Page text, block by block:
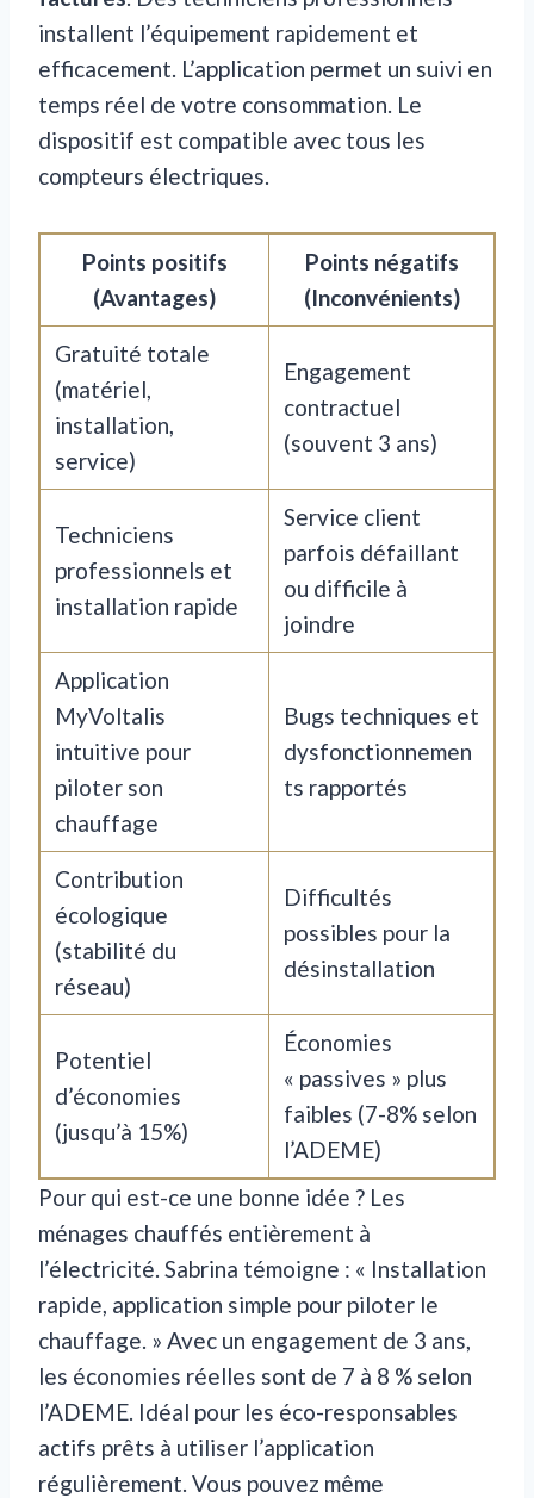
installent l’équipement rapidement et
efficacement. L’application permet un suivi en
temps réel de votre consommation. Le
dispositif est compatible avec tous les
compteurs électriques.
Points positifs
(Avantages)
Points négatifs
(Inconvénients)
Gratuité totale
(matériel,
installation,
service)
Engagement
contractuel
(souvent 3 ans)
Techniciens
professionnels et
installation rapide
Service client
parfois défaillant
ou difficile à
joindre
Application
MyVoltalis
intuitive pour
piloter son
chauffage
Bugs techniques et
dysfonctionnemen
ts rapportés
Contribution
écologique
(stabilité du
réseau)
Difficultés
possibles pour la
désinstallation
Potentiel
d’économies
(jusqu’à 15%)
Économies
« passives » plus
faibles (7-8% selon
l’ADEME)
Pour qui est-ce une bonne idée ? Les
ménages chauffés entièrement à
l’électricité. Sabrina témoigne : « Installation
rapide, application simple pour piloter le
chauffage. » Avec un engagement de 3 ans,
les économies réelles sont de 7 à 8 % selon
l’ADEME. Idéal pour les éco-responsables
actifs prêts à utiliser l’application
régulièrement. Vous pouvez même